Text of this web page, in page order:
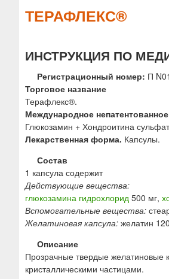
м
н
ТЕРАФЛЕКС®
ИНСТРУКЦИЯ ПО
Регистрационный номер: П
Торговое название
Терафлекс®.
Международное
Глюкозамин + Хондроитина
Лекарственная форма. Капсулы.
Состав
1 капсула содержит
Действующие вещества:
глюкозамина гидрохлорид 500 мг,
Вспомогательные вещества:
Желатиновая капсула: желатин
Описание
Прозрачные твердые желатиновые
кристаллическими частицами.